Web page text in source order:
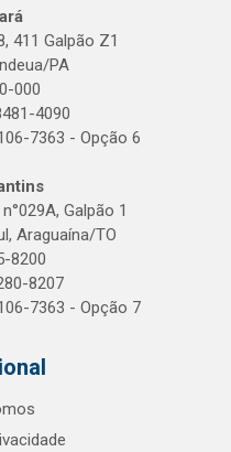
411 Galpão Z1
PA
000
4090
7363 - Opção 6
Galpão 1
Araguaína/TO
8200
8207
7363 - Opção 7